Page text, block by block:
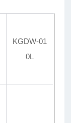
KGDW-01
0L